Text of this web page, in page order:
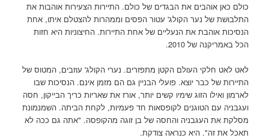
כולם כאן אוהבים את הבגדים של כולם. התיירות הצעירות אוהבות את
התלבושת של נער הקולג' עטור הפסים וממהרות להצטלם איתו, אחת
הנסיכות אוהבת את הנעליים של אחת התיירות. החיצוניות היא חזות
הכל באמריקנה של 2010.
לאט לאט חלקי העולם הקטן מתפזרים. נערי הקולג' עוזבים, המטוס של
התיירות של כבר יוצא. פועלי הבניין גם הם מזמן אינם. הנסיכות שבו
לארמון ואילו הזוג שימיו קשים יותר, אורז את שאריות כריך הבייקון, חסה
ועגבניה עם הטוגנים לקופסאות חד פעמיות, לקחת הביתה. השמנמונת
מסלקת את העגבניה והחסה של בן זוגה מהקופסה. "אתה גם ככה לא
תאכל את זה". היא כנראה צודקת.